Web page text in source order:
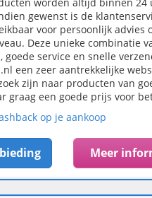
worden altijd binnen 24
gewenst is de
voor persoonlijk advies
Deze unieke combinatie
goede service en snelle
een zeer aantrekkelijke
zijn naar producten van
graag een goede prijs voor
op je aankoop
Meer